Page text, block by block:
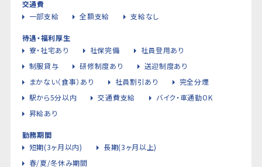
交通費
一部支給
全額支給 支給なし
待遇・福利厚生
寮・社宅あり
社保完備
社員登用あり
制服貸与
研修制度あり
送迎制度あり
まかない（食事）あり
社員割引あり
完全分煙
駅から5分以内
交通費支給
バイク・車通勤OK
昇給あり
勤務期間
短期(3ヶ月以内)
長期(3ヶ月以上)
春/夏/冬休み期間